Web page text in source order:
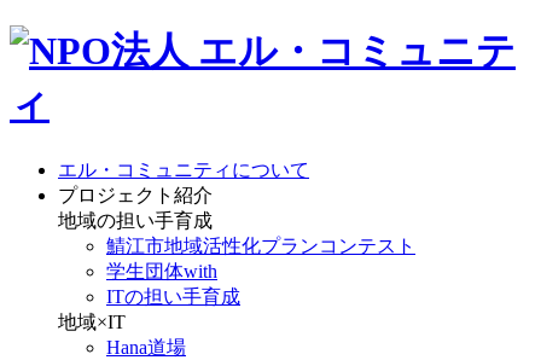
エル・コミュニティについて
プロジェクト紹介
地域の担い手育成
鯖江市地域活性化プランコンテスト
学生団体with
ITの担い手育成
地域×IT
Hana道場